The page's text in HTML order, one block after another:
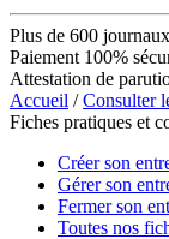
Plus de 600
Paiement 100%
Attestation de
Accueil /Consulter
Fiches pratiques et
Créer son
Gérer son
Fermer son
Toutes nos